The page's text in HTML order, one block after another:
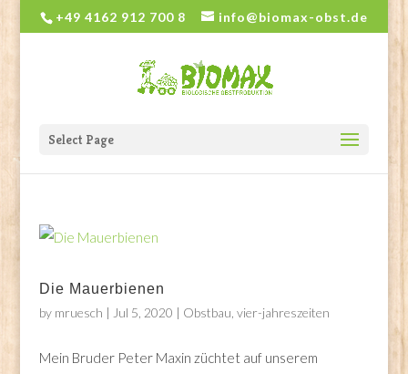
+49 4162 912 700 8 info@biomax-obst.de
Select Page
Die Mauerbienen
by mruesch | Jul 5, 2020 | Obstbau vier-jahreszeiten
Mein Bruder Peter Maxin züchtet auf unserem